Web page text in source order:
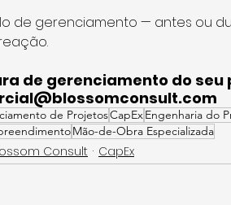
de gerenciamento — antes ou
de gerenciamento do
de ProjetosCapExEngenharia do
Mão-de-Obra Especializada
Consult CapEx